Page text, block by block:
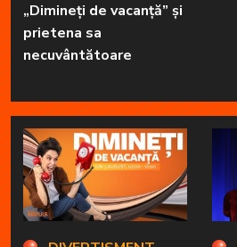
„Dimineți de vacanță” și
prietena sa
necuvântătoare